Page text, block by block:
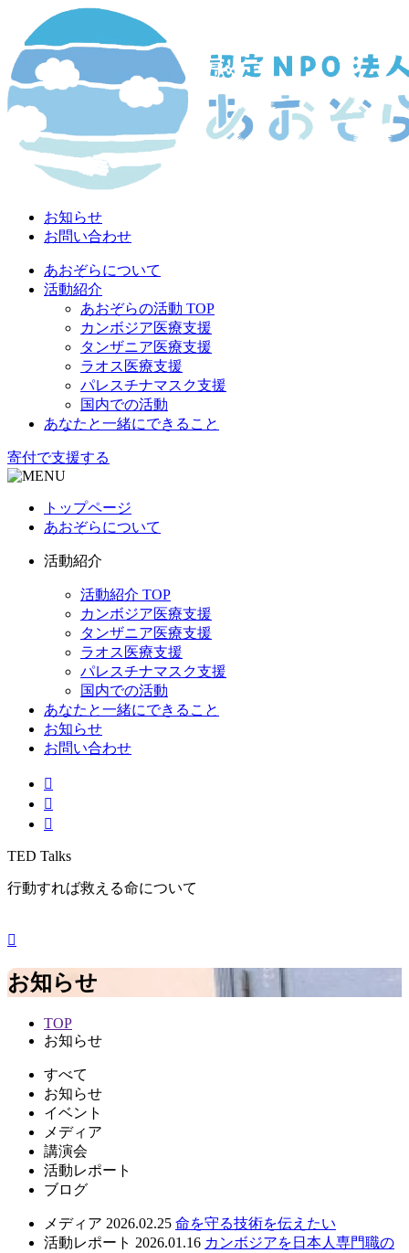
お知らせ
お問い合わせ
あおぞらについて
活動紹介
あおぞらの活動 TOP
カンボジア医療支援
タンザニア医療支援
ラオス医療支援
パレスチナマスク支援
国内での活動
あなたと一緒にできること
寄付で支援する
トップページ
あおぞらについて
活動紹介
活動紹介 TOP
カンボジア医療支援
タンザニア医療支援
ラオス医療支援
パレスチナマスク支援
国内での活動
あなたと一緒にできること
お知らせ
お問い合わせ
TED Talks
行動すれば救える命について
お知らせ
TOP
お知らせ
すべて
お知らせ
イベント
メディア
講演会
活動レポート
ブログ
メディア 2026.02.25 命を守る技術を伝えたい
活動レポート 2026.01.16 カンボジアを日本人専門職の